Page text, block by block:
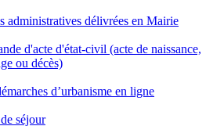
administratives délivrées en Mairie
d'acte d'état-civil (acte de naissance,
ou décès)
d’urbanisme en ligne
séjour